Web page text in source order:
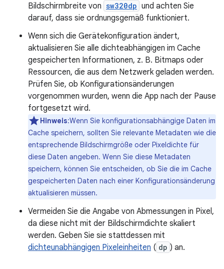
Bildschirmbreite von sw320dp und achten Sie
darauf, dass sie ordnungsgemäß funktioniert.
Wenn sich die Gerätekonfiguration ändert,
aktualisieren Sie alle dichteabhängigen im Cache
gespeicherten Informationen, z. B. Bitmaps oder
Ressourcen, die aus dem Netzwerk geladen werden.
Prüfen Sie, ob Konfigurationsänderungen
vorgenommen wurden, wenn die App nach der Pause
fortgesetzt wird.
Hinweis:Wenn Sie konfigurationsabhängige Daten im
Cache speichern, sollten Sie relevante Metadaten wie die
entsprechende Bildschirmgröße oder Pixeldichte für
diese Daten angeben. Wenn Sie diese Metadaten
speichern, können Sie entscheiden, ob Sie die im Cache
gespeicherten Daten nach einer Konfigurationsänderung
aktualisieren müssen.
Vermeiden Sie die Angabe von Abmessungen in Pixel,
da diese nicht mit der Bildschirmdichte skaliert
werden. Geben Sie sie stattdessen mit
dichteunabhängigen Pixeleinheiten ( dp ) an.